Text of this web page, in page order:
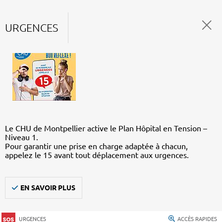
URGENCES
Le CHU de Montpellier active le Plan Hôpital en Tension –
Niveau 1.
Pour garantir une prise en charge adaptée à chacun,
appelez le 15 avant tout déplacement aux urgences.
EN SAVOIR PLUS
URGENCES ACCÈS RAPIDES